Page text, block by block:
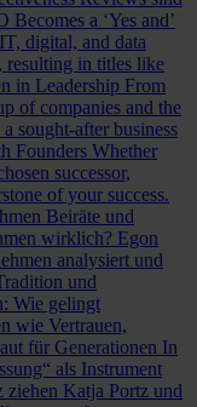
Becomes a ‘Yes and’
digital, and data
resulting in titles like
in Leadership From
of companies and the
sought-after business
Founders Whether
successor,
of your success.
Beiräte und
wirklich? Egon
analysiert und
und
Wie gelingt
wie Vertrauen,
für Generationen In
als Instrument
ziehen Katja Portz und